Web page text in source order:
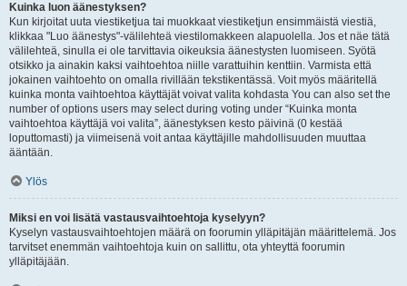
Kuinka luon äänestyksen?
Kun kirjoitat uuta viestiketjua tai muokkaat viestiketjun ensimmäistä viestiä,
klikkaa "Luo äänestys"-välilehteä viestilomakkeen alapuolella. Jos et näe tätä
välilehteä, sinulla ei ole tarvittavia oikeuksia äänestysten luomiseen. Syötä
otsikko ja ainakin kaksi vaihtoehtoa niille varattuihin kenttiin. Varmista että
jokainen vaihtoehto on omalla rivillään tekstikentässä. Voit myös määritellä
kuinka monta vaihtoehtoa käyttäjät voivat valita kohdasta You can also set the
number of options users may select during voting under “Kuinka monta
vaihtoehtoa käyttäjä voi valita”, äänestyksen kesto päivinä (0 kestää
loputtomasti) ja viimeisenä voit antaa käyttäjille mahdollisuuden muuttaa
ääntään.
Ylös
Miksi en voi lisätä vastausvaihtoehtoja kyselyyn?
Kyselyn vastausvaihtoehtojen määrä on foorumin ylläpitäjän määrittelemä. Jos
tarvitset enemmän vaihtoehtoja kuin on sallittu, ota yhteyttä foorumin
ylläpitäjään.